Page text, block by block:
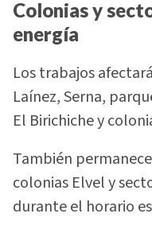
Colonias y
energía
Los trabajos
Laínez, Serna,
El Birichiche y
También
colonias Elvel y
durante el horario